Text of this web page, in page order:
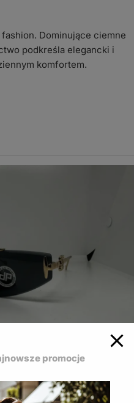
Dominujące ciemne
podkreśla elegancki i
komfortem.
Jean Paul
o kobietach.
JP-622
promocje